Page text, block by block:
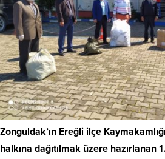
Zonguldak’ın Ereğli ilçe
halkına dağıtılmak üzere hazırlanan